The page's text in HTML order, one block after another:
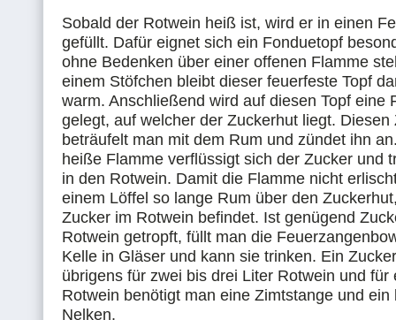
Sobald der Rotwein heiß ist, wird er in einen
gefüllt. Dafür eignet sich ein Fonduetopf
ohne Bedenken über einer offenen Flamme
einem Stöfchen bleibt dieser feuerfeste Topf
warm. Anschließend wird auf diesen Topf eine
gelegt, auf welcher der Zuckerhut liegt. Diesen
beträufelt man mit dem Rum und zündet ihn
heiße Flamme verflüssigt sich der Zucker und
in den Rotwein. Damit die Flamme nicht
einem Löffel so lange Rum über den
Zucker im Rotwein befindet. Ist genügend
Rotwein getropft, füllt man die
Kelle in Gläser und kann sie trinken. Ein
übrigens für zwei bis drei Liter Rotwein und für
Rotwein benötigt man eine Zimtstange und ein
Nelken.